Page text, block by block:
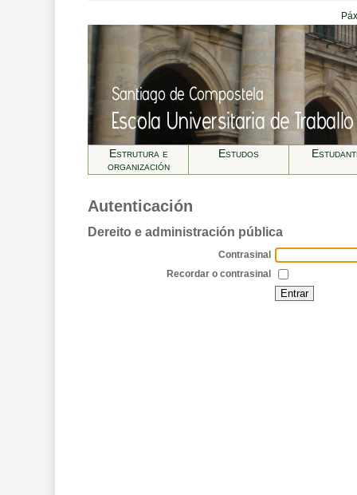
Estrutura e
organización
Estudos
Autenticación
Dereito e administración pública
Contrasinal
Recordar o contrasinal